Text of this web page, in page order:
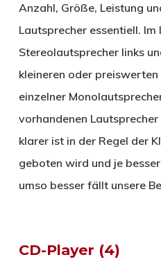
Anzahl, Größe, Leistung
Lautsprecher essentiell.
Stereolautsprecher links
kleineren oder
einzelner
vorhandenen
klarer ist in der Regel der
geboten wird und je
umso besser fällt unsere
CD-Player (4)